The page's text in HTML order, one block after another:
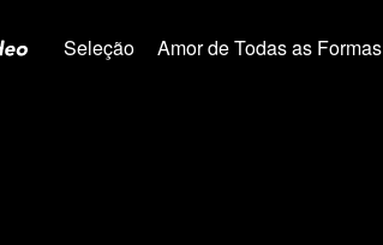
Seleção Amor de Todas as Formas